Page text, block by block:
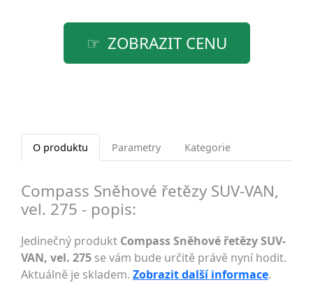
ZOBRAZIT CENU
O produktu Parametry Kategorie
Compass Sněhové řetězy SUV-VAN,
vel. 275 - popis:
Jedinečný produkt Compass Sněhové řetězy SUV-
VAN, vel. 275 se vám bude určitě právě nyní hodit.
Aktuálně je skladem. Zobrazit další informace.